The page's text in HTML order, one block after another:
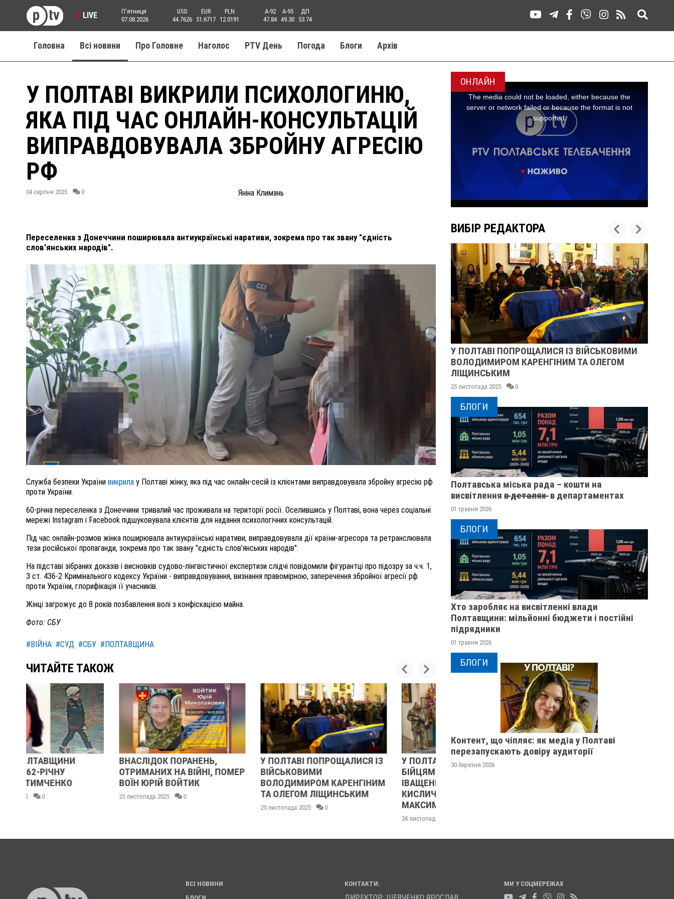
LIVE
Пʼятниця
07.08.2026
USD
44.7626
EUR
51.6717
PLN
12.0191
A-92
47.84
A-95
49.30
ДП
53.74
Головна Всі новини Про Головне Наголос PTV День Погода Блоги Aрхів
У ПОЛТАВІ ВИКРИЛИ ПСИХОЛОГИНЮ,
ЯКА ПІД ЧАС ОНЛАЙН-КОНСУЛЬТАЦІЙ
ВИПРАВДОВУВАЛА ЗБРОЙНУ АГРЕСІЮ
РФ
04 серпня 2025 0 Яніна Климань
Переселенка з Донеччини поширювала антиукраїнські наративи, зокрема про так звану "єдність
слов’янських народів".
Служба безпеки України викрила у Полтаві жінку, яка під час онлайн-сесій із клієнтами виправдовувала збройну агресію рф
проти України.
60-річна переселенка з Донеччини тривалий час проживала на території росії. Оселившись у Полтаві, вона через соціальні
мережі Instagram і Facebook підшуковувала клієнтів для надання психологічних консультацій.
Під час онлайн-розмов жінка поширювала антиукраїнські наративи, виправдовувала дії країни-агресора та ретранслювала
тези російської пропаганди, зокрема про так звану "єдність слов’янських народів".
На підставі зібраних доказів і висновків судово-лінгвістичної експертизи слідчі повідомили фігурантці про підозру за ч.ч. 1,
3 ст. 436-2 Кримінального кодексу України - виправдовування, визнання правомірною, заперечення збройної агресії рф
проти України, глорифікація її учасників.
Жінці загрожує до 8 років позбавлення волі з конфіскацією майна.
Фото: СБУ
#ВІЙНА #СУД #СБУ #ПОЛТАВЩИНА
ЧИТАЙТЕ ТАКОЖ
ВНАСЛІДОК ПОРАНЕНЬ,
ОТРИМАНИХ НА ВІЙНІ, ПОМЕР
ВОЇН ЮРІЙ ВОЙТИК
25 листопада 2025
У ПОЛТАВІ ПОПРОЩАЛИСЯ ІЗ
ВІЙСЬКОВИМИ
ВОЛОДИМИРОМ КАРЕНГІНИМ
ТА ОЛЕГОМ ЛІЩИНСЬКИМ
У ПОЛТАВІ ПОПРОЩАЛИСЯ ІЗ
БІЙЦЯМИ ОЛЕКСАНДРОМ
ІВАЩЕНКОМ, ДМИТРОМ
КИСЛИЧЕНКОМ ТА
МАКСИМОМ ГОНЧАРЕНКОМ
1000 ТІЛ: УКРАЇНА ОТРИМАЛА
РЕПАТРІЙОВАНІ ОСТАНКИ
ОНЛАЙН
ВИБІР РЕДАКТОРА
ПОЛІЦІЯ ПОЛТАВЩИНИ РОЗШУКУЄ 62-РІЧНУ
ЛЮДМИЛУ ТИМЧЕНКО
26 листопада 2025 0
ВНАСЛІДОК ПОРАНЕНЬ, ОТРИМАНИХ НА ВІЙНІ,
ПОМЕР ВОЇН ЮРІЙ ВОЙТИК
25 листопада 2025 0
У ПОЛТАВІ ПОПРОЩАЛИСЯ ІЗ ВІЙСЬКОВИМИ
ВОЛОДИМИРОМ КАРЕНГІНИМ ТА ОЛЕГОМ
ЛІЩИНСЬКИМ
25 листопада 2025 0
БЛОГИ
Полтавська міська рада – кошти на
висвітлення в̶ ̶д̶е̶т̶а̶л̶я̶х̶ ̶ в департаментах
01 травня 2026
БЛОГИ
Хто заробляє на висвітленні влади
Полтавщини: мільйонні бюджети і постійні
підрядники
01 травня 2026
БЛОГИ
Контент, що чіпляє: як медіа у Полтаві
перезапускають довіру аудиторії
30 березня 2026
ВСІ НОВИНИ
КОНТАКТИ: МИ У СОЦМЕРЕЖАХ